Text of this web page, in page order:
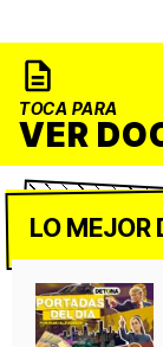
TOCA PARA
VER
LO MEJOR